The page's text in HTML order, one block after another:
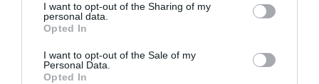
not limited to your visit or usage behaviour. You may click to
grant or deny consent to Google and its third-party tags to
use your data for below specified purposes in below Google
consent section.
I want to opt-out of the Sharing of my
personal data.
Opted In
I want to opt-out of the Sale of my
Personal Data.
Opted In